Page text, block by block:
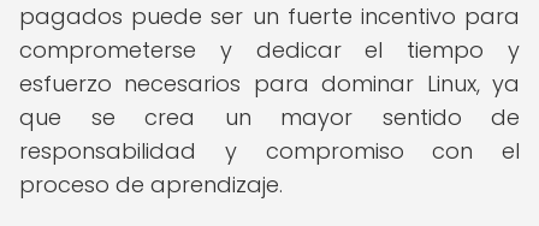
pagados puede ser un fuerte incentivo para
comprometerse y dedicar el tiempo y
esfuerzo necesarios para dominar Linux, ya
que se crea un mayor sentido de
responsabilidad y compromiso con el
proceso de aprendizaje.